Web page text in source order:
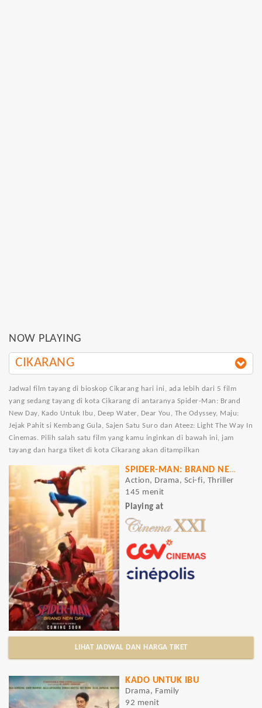
NOW PLAYING
CIKARANG
Jadwal film tayang di bioskop Cikarang hari ini, ada lebih dari 5 film
yang sedang tayang di kota Cikarang di antaranya Spider-Man: Brand
New Day, Kado Untuk Ibu, Deep Water, Dear You, The Odyssey, Maju:
Jejak Pahit si Kembang Gula, Sajen Satu Suro dan Ateez: Light The Way In
Cinemas. Pilih salah satu film yang kamu inginkan di bawah ini, jam
tayang dan harga tiket di kota Cikarang akan ditampilkan
SPIDER-MAN: BRAND NEW DAY
Action, Drama, Sci-fi, Thriller
145 menit
Playing at
LIHAT JADWAL DAN HARGA TIKET
KADO UNTUK IBU
Drama, Family
92 menit